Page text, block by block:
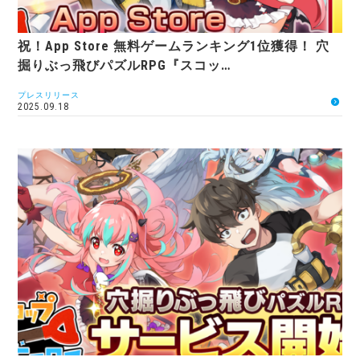
祝！App Store 無料ゲームランキング1位獲得！ 穴
掘りぶっ飛びパズルRPG『スコッ…
プレスリリース
2025.09.18